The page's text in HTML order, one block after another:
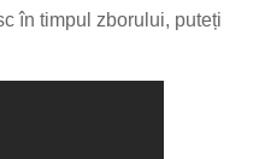
în timpul zborului, puteți